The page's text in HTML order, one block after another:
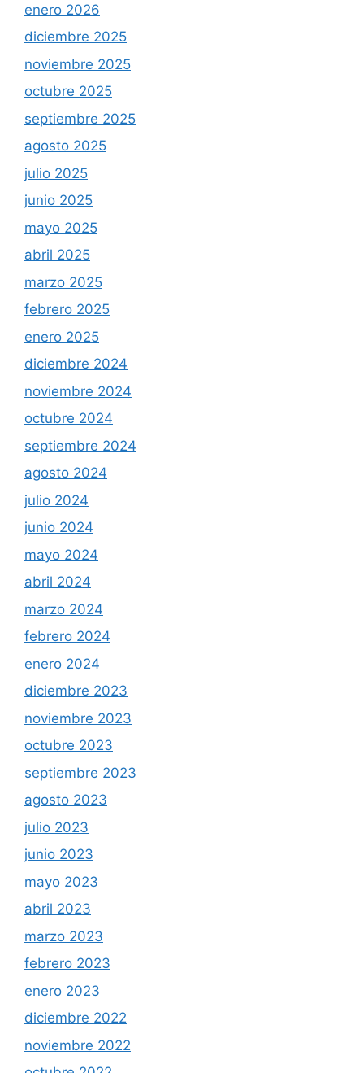
enero 2026
diciembre 2025
noviembre 2025
octubre 2025
septiembre 2025
agosto 2025
julio 2025
junio 2025
mayo 2025
abril 2025
marzo 2025
febrero 2025
enero 2025
diciembre 2024
noviembre 2024
octubre 2024
septiembre 2024
agosto 2024
julio 2024
junio 2024
mayo 2024
abril 2024
marzo 2024
febrero 2024
enero 2024
diciembre 2023
noviembre 2023
octubre 2023
septiembre 2023
agosto 2023
julio 2023
junio 2023
mayo 2023
abril 2023
marzo 2023
febrero 2023
enero 2023
diciembre 2022
noviembre 2022